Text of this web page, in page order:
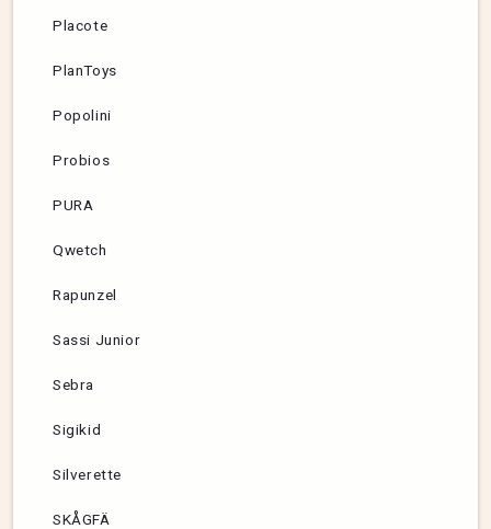
Placote
PlanToys
Popolini
Probios
PURA
Qwetch
Rapunzel
Sassi Junior
Sebra
Sigikid
Silverette
SKÅGFÄ